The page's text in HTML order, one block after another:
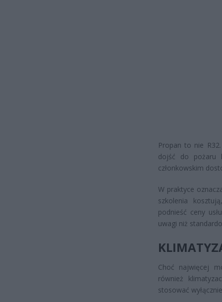
Propan to nie
dojść do pożaru
członkowskim
W praktyce
szkolenia
podnieść ceny
uwagi niż
Choć najwięcej
również
stosować